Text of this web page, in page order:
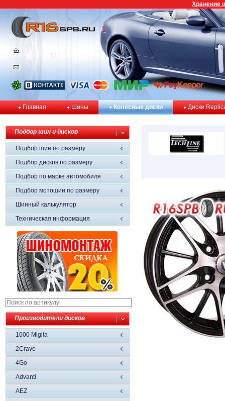
Главная Шины Колёсные диски Диски
Подбор шин и дисков
Подбор шин по размеру
Подбор дисков по размеру
Подбор по марке автомобиля
Подбор мотошин по размеру
Шинный калькулятор
Техническая информация
Производители дисков
1000 Miglia
2Crave
4Go
Advanti
AEZ
Хранение